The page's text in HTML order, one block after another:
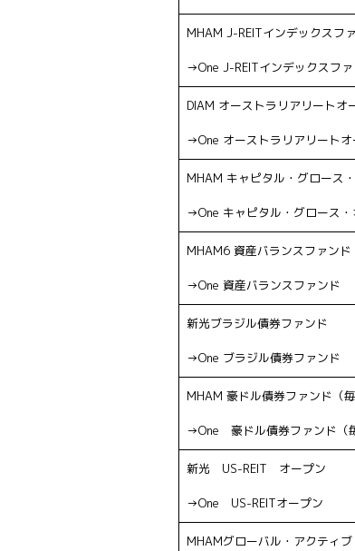
MHAM J-REITインデックスフ
→One J-REITインデックスファ
DIAM オーストラリアリートオ
→One オーストラリアリートオ
MHAM キャピタル・グロース
→One キャピタル・グロース・
MHAM6 資産バランスファンド
→One 資産バランスファンド
新光ブラジル債券ファンド
→One ブラジル債券ファンド
MHAM 豪ドル債券ファンド（毎
→One 豪ドル債券ファンド（
新光 US-REIT オープン
→One US-REITオープン
MHAMグローバル・アクティ